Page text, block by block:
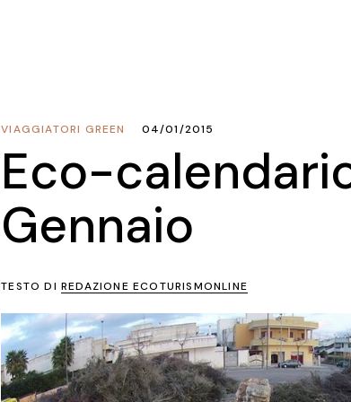
VIAGGIATORI GREEN 04/01/2015
Eco-
Gennaio
TESTO DI REDAZIONE ECOTURISMONLINE